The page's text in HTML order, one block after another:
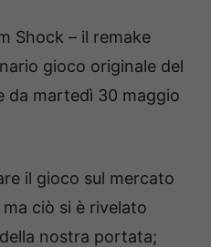
Shock – il remake
gioco originale del
da martedì 30 maggio
il gioco sul mercato
ciò si è rivelato
nostra portata;